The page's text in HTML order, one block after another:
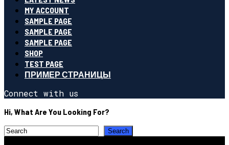
MY ACCOUNT
SAMPLE PAGE
SAMPLE PAGE
SAMPLE PAGE
SHOP
TEST PAGE
ПРИМЕР СТРАНИЦЫ
Connect with us
Hi, What Are You Looking For?